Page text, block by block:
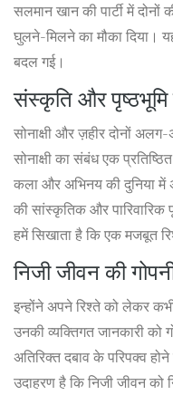
सलमान खान की पार्टी में
घुलने-मिलने का मौका दिया।
बदल गई।
संस्कृति और पृष्ठभूमि
सोनाक्षी और ज़हीर दोनों
सोनाक्षी का संबंध एक
कला और अभिनय की दुनिया में
की सांस्कृतिक और
हमें सिखाता है कि एक मजबूत
सम्मान करना जरूरी होता है।
निजी जीवन की
इन्होंने अपने रिश्ते को लेकर
उनकी व्यक्तिगत जानकारी को
अतिरिक्त दबाव के परिपक्व
उदाहरण है कि निजी जीवन को